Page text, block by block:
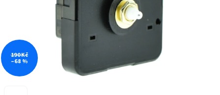
190 Kč
–68 %